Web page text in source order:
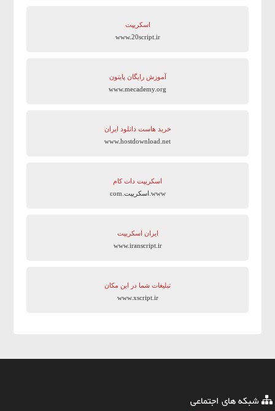
اسکریپت
www.20script.ir
آموزش رایگان پایتون
www.mecademy.org
خرید هاست دانلود ایران
www.hostdownload.net
اسکریپت دات کام
www.اسکریپت.com
ایران اسکریپت
www.iranscript.ir
تبلیغات شما در این مکان
www.xscript.ir
شبکه های اجتماعی